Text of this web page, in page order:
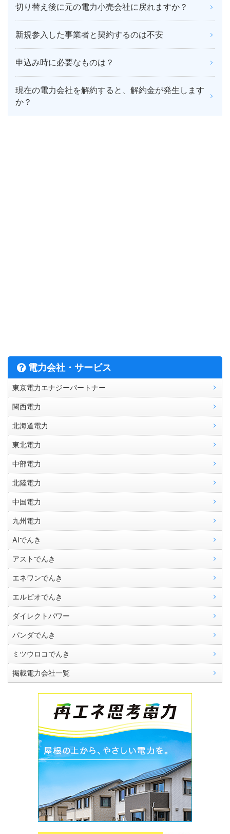
切り替え後に元の電力小売会社に戻れますか？
新規参入した事業者と契約するのは不安
申込み時に必要なものは？
現在の電力会社を解約すると、解約金が発生します
か？
電力会社・サービス
東京電力エナジーパートナー
関西電力
北海道電力
東北電力
中部電力
北陸電力
中国電力
九州電力
AIでんき
アストでんき
エネワンでんき
エルピオでんき
ダイレクトパワー
パンダでんき
ミツウロコでんき
掲載電力会社一覧